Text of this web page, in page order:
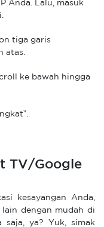
Anda. Lalu, masuk
tiga garis
atas.
ke bawah hingga
TV/Google
kesayangan Anda,
dengan mudah di
ya? Yuk, simak